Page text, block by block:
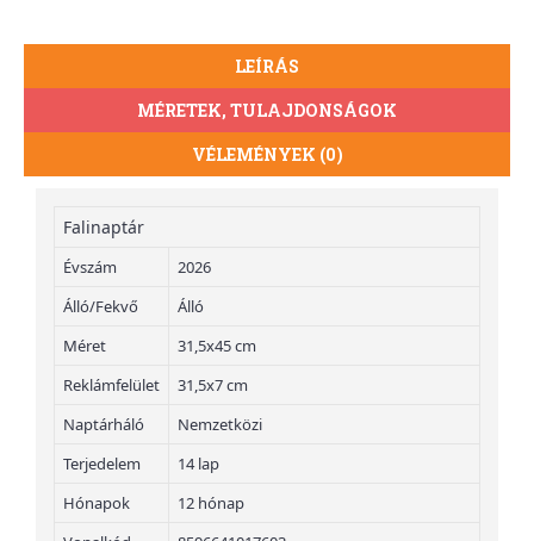
LEÍRÁS
MÉRETEK, TULAJDONSÁGOK
VÉLEMÉNYEK (0)
Falinaptár
Évszám
2026
Álló/Fekvő
Álló
Méret
31,5x45 cm
Reklámfelület
31,5x7 cm
Naptárháló
Nemzetközi
Terjedelem
14 lap
Hónapok
12 hónap